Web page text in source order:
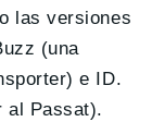
las versiones
(una
e ID.
al Passat).